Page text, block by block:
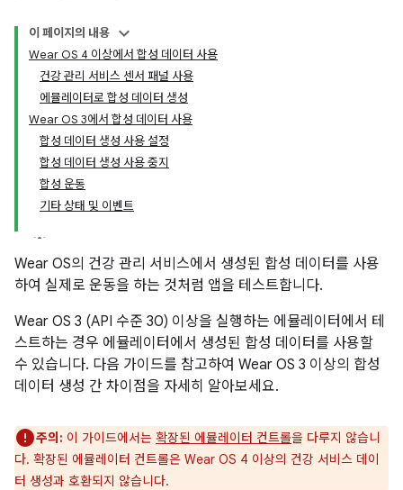
이 페이지의 내용
Wear OS 4 이상에서 합성 데이터 사용
건강 관리 서비스 센서 패널 사용
에뮬레이터로 합성 데이터 생성
Wear OS 3에서 합성 데이터 사용
합성 데이터 생성 사용 설정
합성 데이터 생성 사용 중지
합성 운동
기타 상태 및 이벤트
Wear OS의 건강 관리 서비스에서 생성된 합성 데이터를 사용
하여 실제로 운동을 하는 것처럼 앱을 테스트합니다.
Wear OS 3 (API 수준 30) 이상을 실행하는 에뮬레이터에서 테
스트하는 경우 에뮬레이터에서 생성된 합성 데이터를 사용할
수 있습니다. 다음 가이드를 참고하여 Wear OS 3 이상의 합성
데이터 생성 간 차이점을 자세히 알아보세요.
주의: 이 가이드에서는 확장된 에뮬레이터 컨트롤을 다루지 않습니
다. 확장된 에뮬레이터 컨트롤은 Wear OS 4 이상의 건강 서비스 데이
터 생성과 호환되지 않습니다.